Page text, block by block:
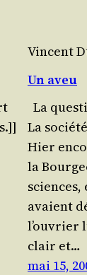
Vincent
Un aveu
La
La
Hier
la
avaient
l’ouvrier
clair et…
mai 15,